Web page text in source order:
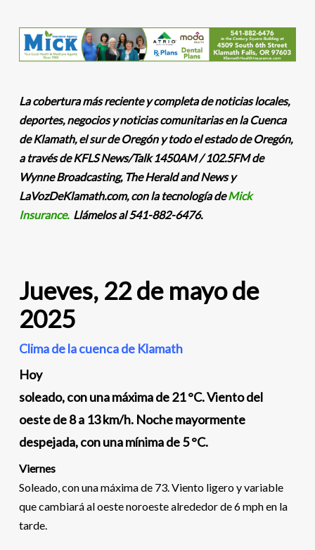
La cobertura más reciente y completa de noticias locales,
deportes, negocios y noticias comunitarias en la Cuenca
de Klamath, el sur de Oregón y todo el estado de Oregón,
a través de KFLS News/Talk 1450AM / 102.5FM de
Wynne Broadcasting, The Herald and News y
LaVozDeKlamath.com, con la tecnología deMick
Insurance.Llámelos al 541-882-6476.
Jueves, 22 de mayo de
2025
Clima de la cuenca de Klamath
Hoy
soleado, con una máxima de 21 °C. Viento del
oeste de 8 a 13 km/h. Noche mayormente
despejada, con una mínima de 5 °C.
Viernes
Soleado, con una máxima de 73. Viento ligero y variable
que cambiará al oeste noroeste alrededor de 6 mph en la
tarde.